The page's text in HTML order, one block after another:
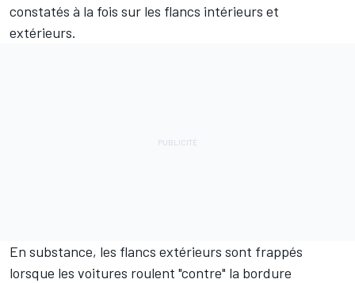
constatés à la fois sur les flancs intérieurs et
extérieurs.
En substance, les flancs extérieurs sont frappés
lorsque les voitures roulent "contre" la bordure